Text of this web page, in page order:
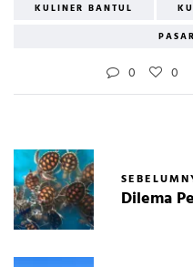
KULINER BANTUL
0 0
Dilema